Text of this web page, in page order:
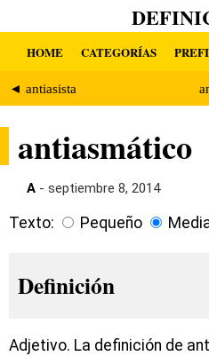
HOME CATEGORÍAS
◄ antiasista
antiasmático
A - septiembre 8, 2014
Texto: Pequeño
Definición
Adjetivo. La definición de